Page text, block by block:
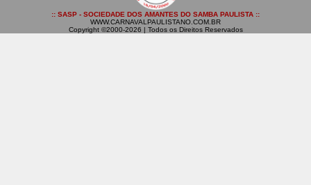
:: SASP - SOCIEDADE DOS AMANTES DO SAMBA PAULISTA ::
WWW.CARNAVALPAULISTANO.COM.BR
Copyright ©2000-2026 | Todos os Direitos Reservados